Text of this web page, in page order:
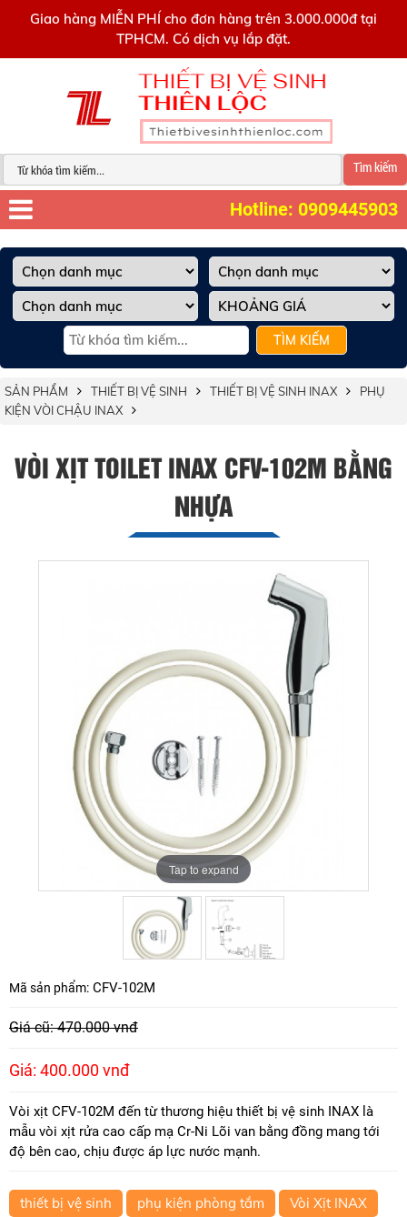
Giao hàng MIỄN PHÍ cho đơn hàng trên 3.000.000đ tại
TPHCM. Có dịch vụ lắp đặt.
Tìm kiếm
Hotline: 0909445903
TÌM KIẾM
SẢN PHẨM THIẾT BỊ VỆ SINH THIẾT BỊ VỆ SINH INAX
PHỤ
KIỆN VÒI CHẬU INAX
VÒI XỊT TOILET INAX CFV-102M BẰNG
NHỰA
Tap to expand
Tap to expand
Mã sản phẩm: CFV-102M
Giá cũ: 470.000 vnđ
Giá: 400.000 vnđ
Vòi xịt CFV-102M đến từ thương hiệu thiết bị vệ sinh INAX là
mẫu vòi xịt rửa cao cấp mạ Cr-Ni Lõi van bằng đồng mang tới
độ bên cao, chịu được áp lực nước mạnh.
thiết bị vệ sinh phụ kiện phòng tắm
Vòi Xịt INAX
0909445903